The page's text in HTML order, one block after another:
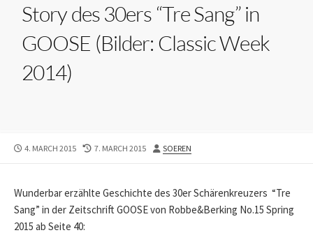
Story des 30ers “Tre Sang” in
GOOSE (Bilder: Classic Week
2014)
PUBLISHED
4. MARCH 2015
LAST
7. MARCH 2015 AUTHOR
SOEREN
Wunderbar erzählte Geschichte des 30er Schärenkreuzers “Tre
Sang” in der Zeitschrift GOOSE von Robbe&Berking No.15 Spring
2015 ab Seite 40: